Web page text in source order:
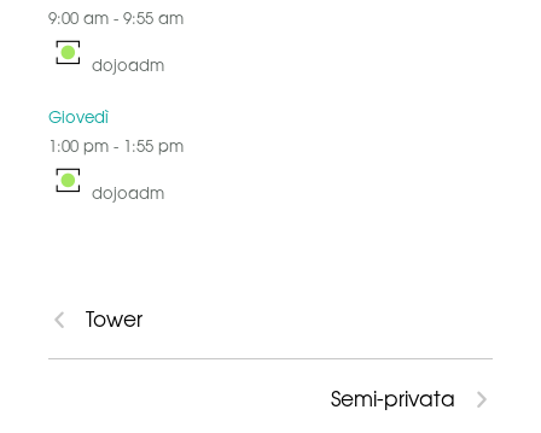
9:00 am - 9:55 am
dojoadm
Giovedì
1:00 pm - 1:55 pm
dojoadm
Tower
Semi-privata